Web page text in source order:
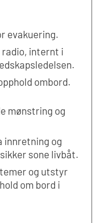
evakuering.
radio, internt i
ombord.
mønstring og
innretning og
sone livbåt.
og utstyr
om bord i